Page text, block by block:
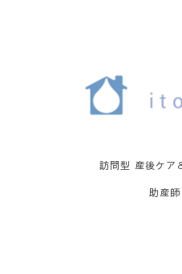
訪問型 産後ケア
助産